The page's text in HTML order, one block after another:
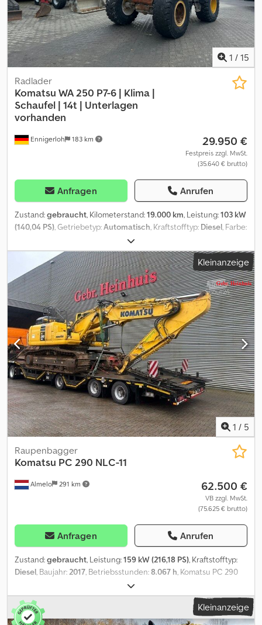
1 / 15
Ennigerloh 183 km
Radlader
Komatsu WA 250 P7-6 | Klima |
Schaufel | 14t | Unterlagen
vorhanden
29.950 €
Festpreis zzgl. MwSt.
(35.640 € brutto)
Anfragen Anrufen
Zustand:gebraucht, Kilometerstand:19.000 km, Leistung:103 kW
(140,04 PS), Getriebetyp:Automatisch, Kraftstofftyp: Diesel, Farbe:
, Achsen-Konfiguration:
Erstzulassung:06/2016, nächste Prüfung (TÜV):08/2022,
Emissionsklasse:keine, Schaufelvolumen:2 m³, Federung:
Sonstige, Betriebsstunden:19.298 h, Fahrerkabine:Sonstige,
Radstand:2.900 mm, Bauhöhe:3.200 mm, Kraftstoff:Diesel,
Ausstattung:ABS, Traktionskontrolle, Zulassungsservice,
HU/SP/UVV, Überführung zum Hafen Sprachen:
deutsch,russisch,englisch,arabisch 4-Gang, Allradantrieb,
Automatikgetriebe, Diesel, Grundfarbe: gelb Extras in der
Ausstattung ABS, Fahrbereit, Traktionskontrolle, Video Aufbautyp:
WA 250P7-6 2016 Klima Schaufel 14t Unterlagen vorhanden
Codpfx Amjq Uk U Nsaerf Irrtümer vorbehalten.
Kleinanzeige
1 / 5
Almelo 291 km
Raupenbagger
Komatsu PC 290 NLC-11
62.500 €
VB zzgl. MwSt.
(75.625 € brutto)
Anfragen Anrufen
Zustand:gebraucht, Leistung:159 kW (216,18 PS), Kraftstofftyp:
Diesel, Baujahr:2017, Betriebsstunden:8.067 h, Komatsu PC 290
NLC-11. Year: 2017. Hours: 8067. Weight: 30.350 kg. CE Machine. 159
KW. Lehnhoff HS25SD quick hitch. 3th and 4th hydr. function.
Verstellausleger. Cjdpfx Aezrwlrjmajrf 1 hydr. bucket: 1147 liter.
Pads: 600 mm. Airconditioning. Radio CD. Camera. UC: 80%.
Kleinanzeige